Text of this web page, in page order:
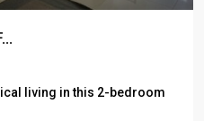
living in this 2-bedroom